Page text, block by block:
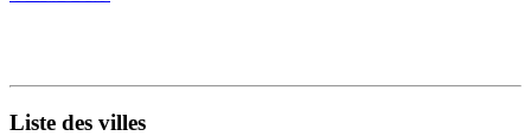
Liste des villes